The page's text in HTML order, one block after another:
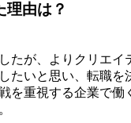
理由は？
たが、よりクリエイ
たいと思い、転職を
を重視する企業で働